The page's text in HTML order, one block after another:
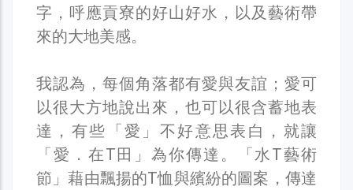
字，呼應貢寮的好山好水，以及藝術帶
來的大地美感。
我認為，每個角落都有愛與友誼；愛可
以很大方地說出來，也可以很含蓄地表
達，有些「愛」不好意思表白，就讓
「愛．在T田」為你傳達。「水T藝術
節」藉由飄揚的T恤與繽紛的圖案，傳達